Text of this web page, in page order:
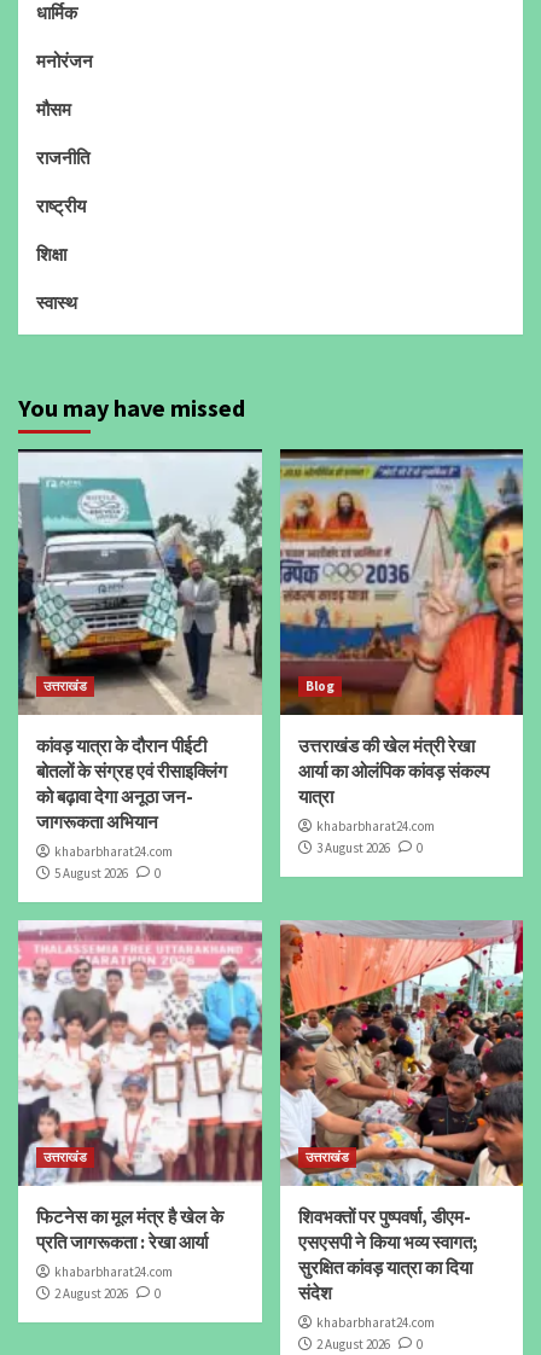
धार्मिक
मनोरंजन
मौसम
राजनीति
राष्ट्रीय
शिक्षा
स्वास्थ
You may have missed
उत्तराखंड
कांवड़ यात्रा के दौरान पीईटी
बोतलों के संग्रह एवं रीसाइक्लिंग
को बढ़ावा देगा अनूठा जन-
जागरूकता अभियान
khabarbharat24.com
5 August 2026
0
Blog
उत्तराखंड की खेल मंत्री रेखा
आर्या का ओलंपिक कांवड़ संकल्प
यात्रा
khabarbharat24.com
3 August 2026
0
उत्तराखंड
फिटनेस का मूल मंत्र है खेल के
प्रति जागरूकता : रेखा आर्या
khabarbharat24.com
2 August 2026
0
उत्तराखंड
शिवभक्तों पर पुष्पवर्षा, डीएम-
एसएसपी ने किया भव्य स्वागत;
सुरक्षित कांवड़ यात्रा का दिया
संदेश
khabarbharat24.com
2 August 2026
0